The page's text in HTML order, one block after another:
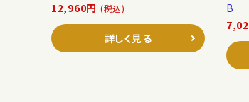
12,960円 (税込)
詳しく見る
B